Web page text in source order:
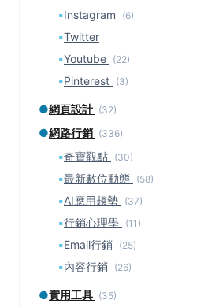
▪Instagram (6)
▪Twitter
▪Youtube (22)
▪Pinterest (3)
●網頁設計 (32)
●網路行銷 (336)
▪奇寶觀點 (30)
▪最新數位動態 (58)
▪AI應用趨勢 (37)
▪行銷心理學 (11)
▪Email行銷 (25)
▪內容行銷 (26)
●實用工具 (35)